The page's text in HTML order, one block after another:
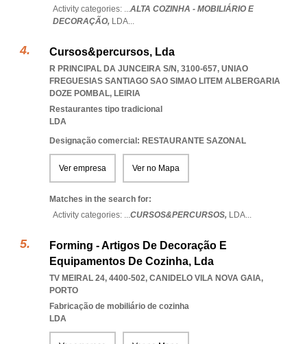
Activity categories: ...ALTA COZINHA - MOBILIÁRIO E
DECORAÇÃO, LDA...
Cursos&percursos, Lda
R PRINCIPAL DA JUNCEIRA S/N, 3100-657, UNIAO
FREGUESIAS SANTIAGO SAO SIMAO LITEM ALBERGARIA
DOZE POMBAL, LEIRIA
Restaurantes tipo tradicional
LDA
Designação comercial: RESTAURANTE SAZONAL
Ver empresa Ver no Mapa
Matches in the search for:
Activity categories: ...CURSOS&PERCURSOS, LDA...
Forming - Artigos De Decoração E
Equipamentos De Cozinha, Lda
TV MEIRAL 24, 4400-502, CANIDELO VILA NOVA GAIA,
PORTO
Fabricação de mobiliário de cozinha
LDA